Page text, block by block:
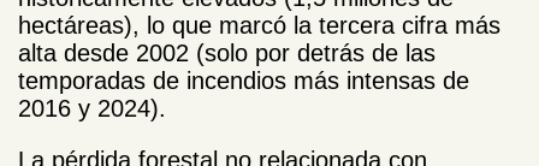
hectáreas), lo que marcó la tercera cifra más
alta desde 2002 (solo por detrás de las
temporadas de incendios más intensas de
2016 y 2024).
La pérdida forestal no relacionada con